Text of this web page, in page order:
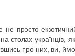
просто
на столах
про них, ви,